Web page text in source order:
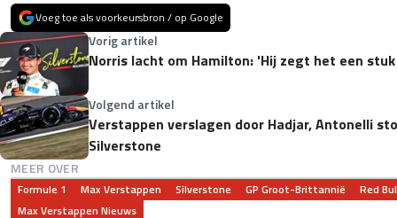
Voeg toe als voorkeursbron / op Google
Vorig artikel
Norris lacht om Hamilton: 'Hij zegt het een
Volgend artikel
Verstappen verslagen door Hadjar, Antonelli
Silverstone
MEER OVER
Formule 1 Max Verstappen Silverstone GP Groot-Brittannië
Red
Max Verstappen Nieuws